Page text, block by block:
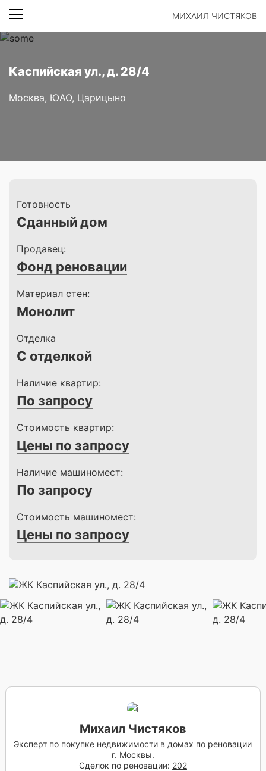
МИХАИЛ ЧИСТЯКОВ
Каспийская ул., д. 28/4
Москва, ЮАО, Царицыно
Готовность
Сданный дом
Продавец:
Фонд реновации
Материал стен:
Монолит
Отделка
С отделкой
Наличие квартир:
По запросу
Стоимость квартир:
Цены по запросу
Наличие машиномест:
По запросу
Стоимость машиномест:
Цены по запросу
Михаил Чистяков
Эксперт по покупке недвижимости в домах по реновации
г. Москвы.
Сделок по реновации: 202